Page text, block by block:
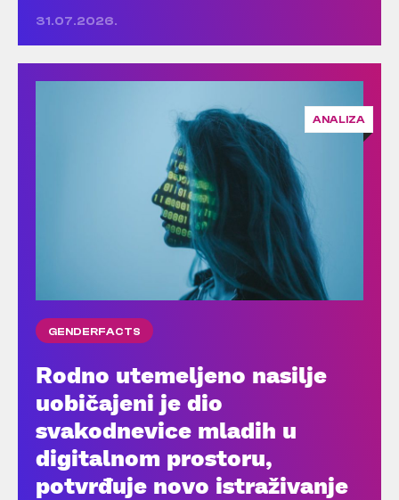
31.07.2026.
ANALIZA
GENDERFACTS
Rodno utemeljeno nasilje
uobičajeni je dio
svakodnevice mladih u
digitalnom prostoru,
potvrđuje novo istraživanje